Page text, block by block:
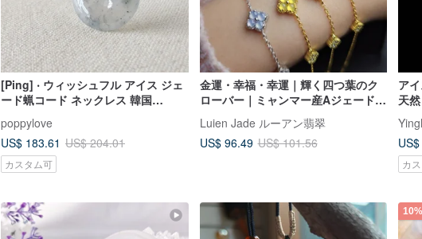
[Ping] ‧ ウィッシュフル アイス ジェ
ード蝋コード ネックレス 韓国
ン
poppylove
US$ 183.61 US$ 204.01
カスタム可
金運・幸福・幸運｜輝く四つ葉のク
ローバー｜ミャンマー産Aジェード純
Luien Jade ルーアン翡翠
US$ 96.49 US$ 101.56
ア
天
カ